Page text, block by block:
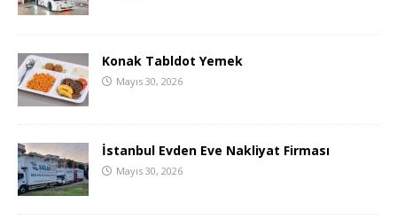
Konak Tabldot Yemek
Mayıs 30, 2026
İstanbul Evden Eve Nakliyat Firması
Mayıs 30, 2026